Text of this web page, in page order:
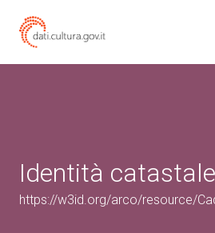
Identità
https://w3id.org/arco/resource/